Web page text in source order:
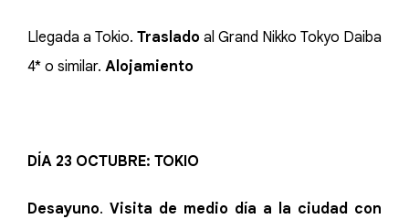
Llegada a Tokio. Traslado al Grand Nikko Tokyo Daiba
4* o similar. Alojamiento
DÍA 23 OCTUBRE: TOKIO
Desayuno. Visita de medio día a la ciudad con